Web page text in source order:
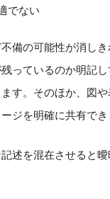
でない
備の可能性が消し
っているのか明記
す。そのほか、図
ジを明確に共有でき
述を混在させると